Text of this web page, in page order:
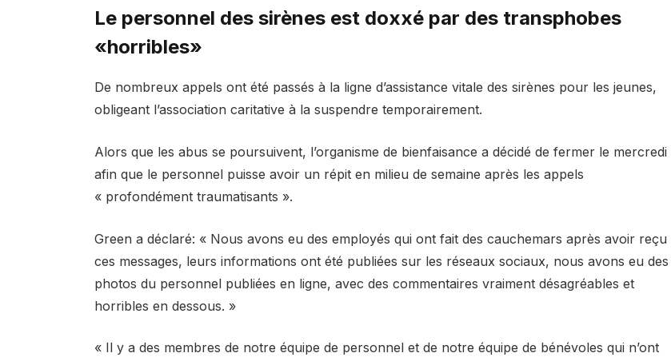
Le personnel des sirènes est doxxé par des transphobes
«horribles»
De nombreux appels ont été passés à la ligne d’assistance vitale des sirènes pour les jeunes,
obligeant l’association caritative à la suspendre temporairement.
Alors que les abus se poursuivent, l’organisme de bienfaisance a décidé de fermer le mercredi
afin que le personnel puisse avoir un répit en milieu de semaine après les appels
« profondément traumatisants ».
Green a déclaré: « Nous avons eu des employés qui ont fait des cauchemars après avoir reçu
ces messages, leurs informations ont été publiées sur les réseaux sociaux, nous avons eu des
photos du personnel publiées en ligne, avec des commentaires vraiment désagréables et
horribles en dessous. »
« Il y a des membres de notre équipe de personnel et de notre équipe de bénévoles qui n’ont